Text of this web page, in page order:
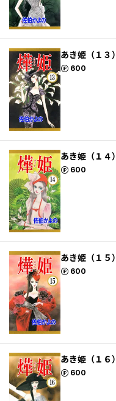
あき姫（１３）
600
ポイント
あき姫（１４）
600
ポイント
あき姫（１５）
600
ポイント
あき姫（１６）
600
ポイント